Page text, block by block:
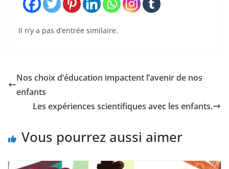
Il n’y a pas d’entrée similaire.
Nos choix d’éducation impactent l’avenir de nos
enfants
Les expériences scientifiques avec les enfants.
Vous pourrez aussi aimer